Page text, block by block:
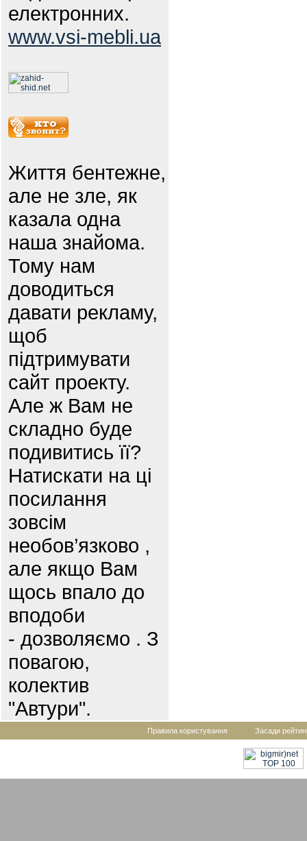
електронних.
www.vsi-mebli.ua
Життя бентежне,
але не зле, як
казала одна
наша знайома.
Тому нам
доводиться
давати рекламу,
щоб
підтримувати
сайт проекту.
Але ж Вам не
складно буде
подивитись її?
Натискати на ці
посилання
зовсім
необов’язково ,
але якщо Вам
щось впало до
вподоби
- дозволяємо . З
повагою,
колектив
"Автури".
Правила користування Засади